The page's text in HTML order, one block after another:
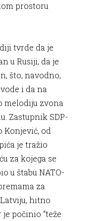
prostoru
tvrde da je
u Rusiji, da je
što, navodno,
i da na
melodiju zvona
Zastupnik SDP-
Konjević, od
je tražio
za kojega se
u štabu NATO-
za
hitno
počinio “teže